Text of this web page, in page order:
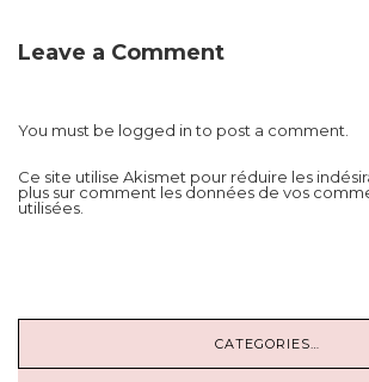
Leave a Comment
You must be logged into post a comment.
Ce site utilise Akismet pour réduire les
plus sur comment les données de vos
utilisées
CATEGORIES…